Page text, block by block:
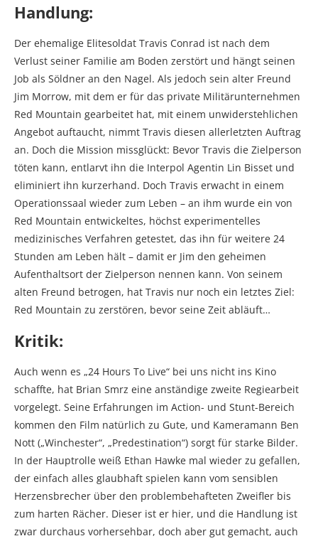
Handlung:
Der ehemalige Elitesoldat Travis Conrad ist nach dem
Verlust seiner Familie am Boden zerstört und hängt seinen
Job als Söldner an den Nagel. Als jedoch sein alter Freund
Jim Morrow, mit dem er für das private Militärunternehmen
Red Mountain gearbeitet hat, mit einem unwiderstehlichen
Angebot auftaucht, nimmt Travis diesen allerletzten Auftrag
an. Doch die Mission missglückt: Bevor Travis die Zielperson
töten kann, entlarvt ihn die Interpol Agentin Lin Bisset und
eliminiert ihn kurzerhand. Doch Travis erwacht in einem
Operationssaal wieder zum Leben – an ihm wurde ein von
Red Mountain entwickeltes, höchst experimentelles
medizinisches Verfahren getestet, das ihn für weitere 24
Stunden am Leben hält – damit er Jim den geheimen
Aufenthaltsort der Zielperson nennen kann. Von seinem
alten Freund betrogen, hat Travis nur noch ein letztes Ziel:
Red Mountain zu zerstören, bevor seine Zeit abläuft…
Kritik:
Auch wenn es „24 Hours To Live“ bei uns nicht ins Kino
schaffte, hat Brian Smrz eine anständige zweite Regiearbeit
vorgelegt. Seine Erfahrungen im Action- und Stunt-Bereich
kommen den Film natürlich zu Gute, und Kameramann Ben
Nott („Winchester“, „Predestination“) sorgt für starke Bilder.
In der Hauptrolle weiß Ethan Hawke mal wieder zu gefallen,
der einfach alles glaubhaft spielen kann vom sensiblen
Herzensbrecher über den problembehafteten Zweifler bis
zum harten Rächer. Dieser ist er hier, und die Handlung ist
zwar durchaus vorhersehbar, doch aber gut gemacht, auch